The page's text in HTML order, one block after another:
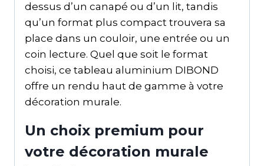
dessus d’un canapé ou d’un lit, tandis
qu’un format plus compact trouvera sa
place dans un couloir, une entrée ou un
coin lecture. Quel que soit le format
choisi, ce tableau aluminium DIBOND
offre un rendu haut de gamme à votre
décoration murale.
Un choix premium pour
votre décoration murale